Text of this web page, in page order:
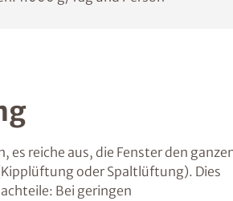
es reiche aus, die Fenster den
oder Spaltlüftung). Dies
Bei geringen